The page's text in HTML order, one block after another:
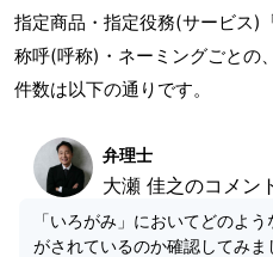
指定商品・指定役務(サービス)
称呼(呼称)・ネーミングごとの
件数は以下の通りです。
弁理士
大瀬 佳之のコメン
「いろがみ」においてどのよ
がされているのか確認してみ